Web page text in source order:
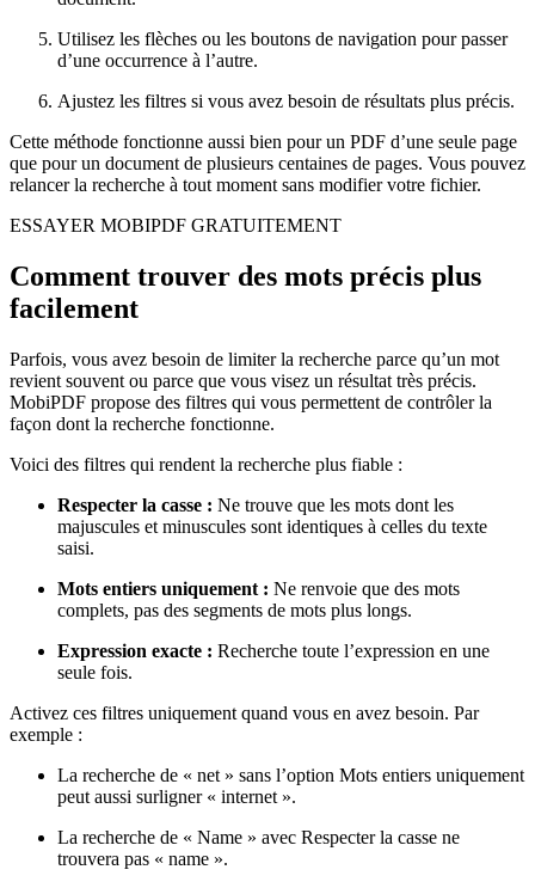
Utilisez les flèches ou les boutons de navigation pour passer
d’une occurrence à l’autre.
Ajustez les filtres si vous avez besoin de résultats plus précis.
Cette méthode fonctionne aussi bien pour un PDF d’une seule page
que pour un document de plusieurs centaines de pages. Vous pouvez
relancer la recherche à tout moment sans modifier votre fichier.
ESSAYER MOBIPDF GRATUITEMENT
Comment trouver des mots précis plus
facilement
Parfois, vous avez besoin de limiter la recherche parce qu’un mot
revient souvent ou parce que vous visez un résultat très précis.
MobiPDF propose des filtres qui vous permettent de contrôler la
façon dont la recherche fonctionne.
Voici des filtres qui rendent la recherche plus fiable :
Respecter la casse : Ne trouve que les mots dont les
majuscules et minuscules sont identiques à celles du texte
saisi.
Mots entiers uniquement : Ne renvoie que des mots
complets, pas des segments de mots plus longs.
Expression exacte : Recherche toute l’expression en une
seule fois.
Activez ces filtres uniquement quand vous en avez besoin. Par
exemple :
La recherche de « net » sans l’option Mots entiers uniquement
peut aussi surligner « internet ».
La recherche de « Name » avec Respecter la casse ne
trouvera pas « name ».